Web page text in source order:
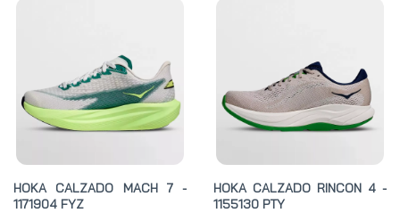
HOKA CALZADO MACH 7 -
1171904 FYZ
HOKA CALZADO RINCON 4 -
1155130 PTY